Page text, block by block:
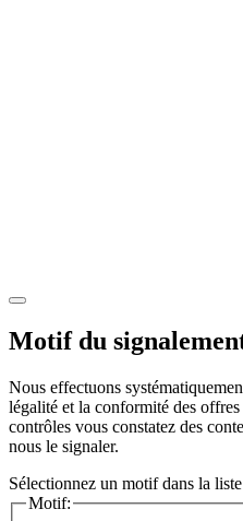
Motif du
Nous effectuons
légalité et la conformité des
contrôles vous constatez des
nous le signaler.
Sélectionnez un motif dans la
Motif: